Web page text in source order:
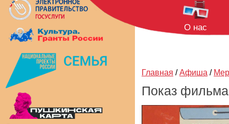
О нас
Главная / Афиша /
Показ